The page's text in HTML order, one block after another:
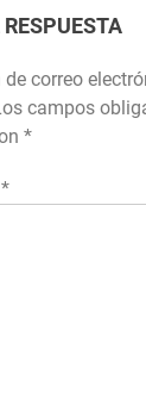
correo
campos
*
*